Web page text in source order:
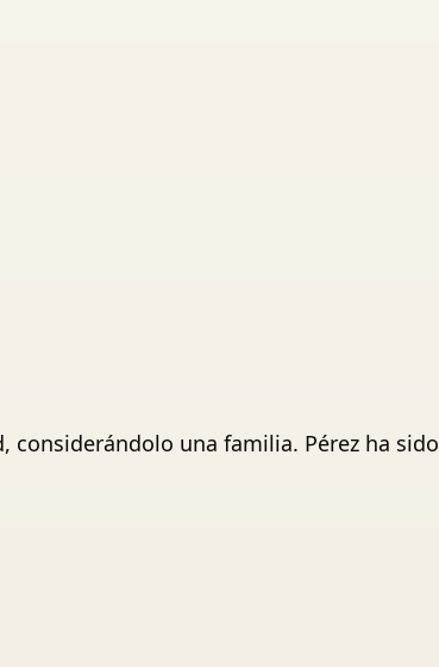
una familia. Pérez ha sido